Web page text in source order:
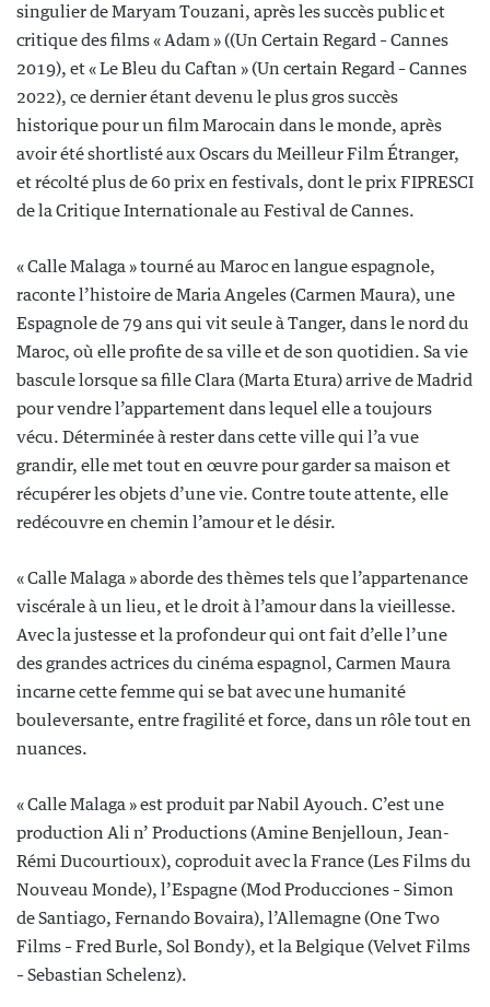
singulier de Maryam Touzani, après les succès public et
critique des films « Adam » ((Un Certain Regard – Cannes
2019), et « Le Bleu du Caftan » (Un certain Regard – Cannes
2022), ce dernier étant devenu le plus gros succès
historique pour un film Marocain dans le monde, après
avoir été shortlisté aux Oscars du Meilleur Film Étranger,
et récolté plus de 60 prix en festivals, dont le prix FIPRESCI
de la Critique Internationale au Festival de Cannes.
« Calle Malaga » tourné au Maroc en langue espagnole,
raconte l’histoire de Maria Angeles (Carmen Maura), une
Espagnole de 79 ans qui vit seule à Tanger, dans le nord du
Maroc, où elle profite de sa ville et de son quotidien. Sa vie
bascule lorsque sa fille Clara (Marta Etura) arrive de Madrid
pour vendre l’appartement dans lequel elle a toujours
vécu. Déterminée à rester dans cette ville qui l’a vue
grandir, elle met tout en œuvre pour garder sa maison et
récupérer les objets d’une vie. Contre toute attente, elle
redécouvre en chemin l’amour et le désir.
« Calle Malaga » aborde des thèmes tels que l’appartenance
viscérale à un lieu, et le droit à l’amour dans la vieillesse.
Avec la justesse et la profondeur qui ont fait d’elle l’une
des grandes actrices du cinéma espagnol, Carmen Maura
incarne cette femme qui se bat avec une humanité
bouleversante, entre fragilité et force, dans un rôle tout en
nuances.
« Calle Malaga » est produit par Nabil Ayouch. C’est une
production Ali n’ Productions (Amine Benjelloun, Jean-
Rémi Ducourtioux), coproduit avec la France (Les Films du
Nouveau Monde), l’Espagne (Mod Producciones – Simon
de Santiago, Fernando Bovaira), l’Allemagne (One Two
Films – Fred Burle, Sol Bondy), et la Belgique (Velvet Films
– Sebastian Schelenz).